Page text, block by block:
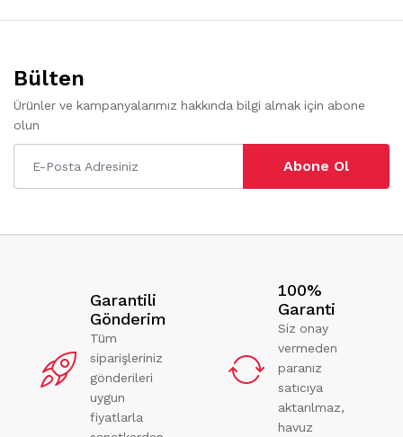
Bülten
Ürünler ve kampanyalarımız hakkında bilgi almak için abone
olun
Abone Ol
Garantili
Gönderim
Tüm
siparişleriniz
gönderileri
uygun
fiyatlarla
100%
Garanti
Siz onay
vermeden
paranız
satıcıya
aktarılmaz,
havuz